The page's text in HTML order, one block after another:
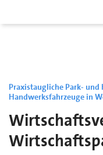
Praxistaugliche Park-
Handwerksfahrzeuge in